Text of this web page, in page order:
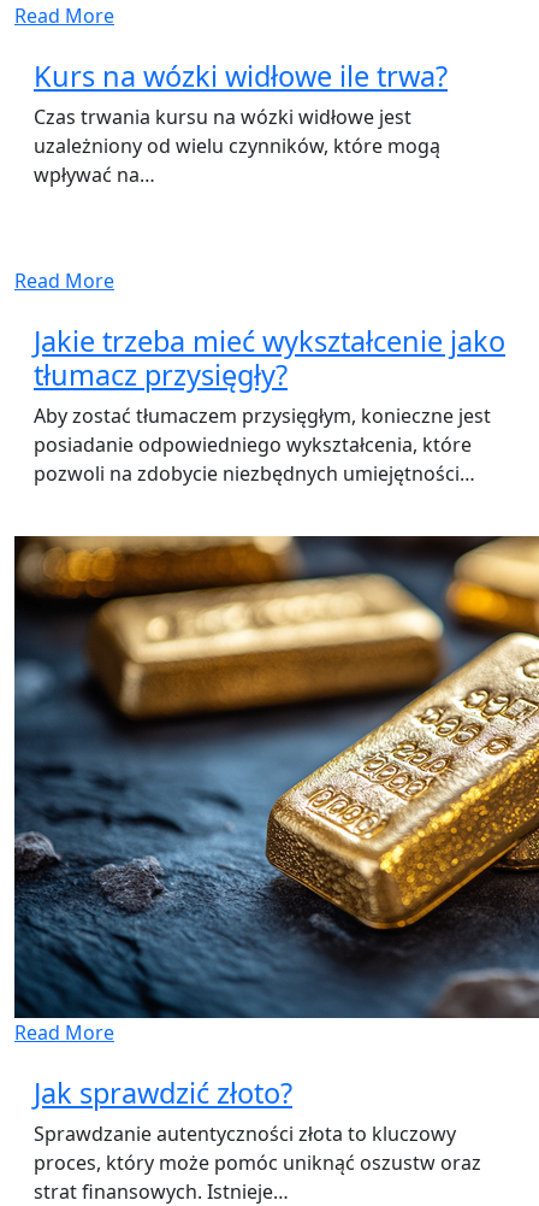
Read More
Kurs na wózki widłowe ile trwa?
Czas trwania kursu na wózki widłowe jest
uzależniony od wielu czynników, które mogą
wpływać na…
Read More
Jakie trzeba mieć wykształcenie jako
tłumacz przysięgły?
Aby zostać tłumaczem przysięgłym, konieczne jest
posiadanie odpowiedniego wykształcenia, które
pozwoli na zdobycie niezbędnych umiejętności…
Read More
Jak sprawdzić złoto?
Sprawdzanie autentyczności złota to kluczowy
proces, który może pomóc uniknąć oszustw oraz
strat finansowych. Istnieje…